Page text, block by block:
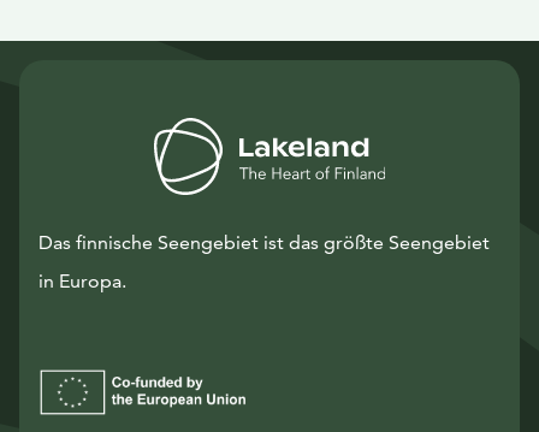
Das finnische Seengebiet ist das größte Seengebiet
in Europa.